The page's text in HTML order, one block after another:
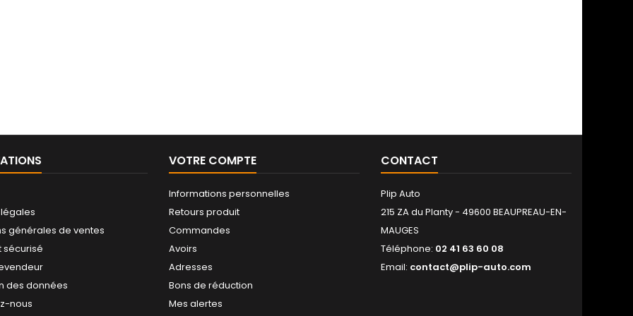
générales de ventes
sécurisé
des données
nous
VOTRE COMPTE
Informations personnelles
Retours produit
Commandes
Avoirs
Adresses
Bons de réduction
Mes alertes
CONTACT
Plip Auto
215 ZA du Planty - 49600 BEAUPREAU-EN-
MAUGES
Téléphone: 02 41 63 60 08
Email: contact@plip-auto.com